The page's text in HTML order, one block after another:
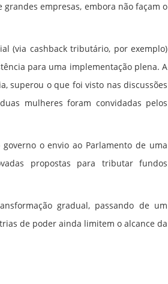
empresas, embora não façam o
(via cashback tributário, por exemplo)
para uma implementação plena. A
superou o que foi visto nas discussões
mulheres foram convidadas pelos
o envio ao Parlamento de uma
propostas para tributar fundos
gradual, passando de um
de poder ainda limitem o alcance da